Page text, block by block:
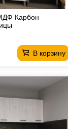
Карбон
В корзину